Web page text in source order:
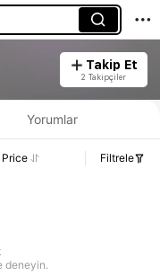
Takip Et
2 Takipçiler
Yorumlar
Price Filtrele
deneyin.